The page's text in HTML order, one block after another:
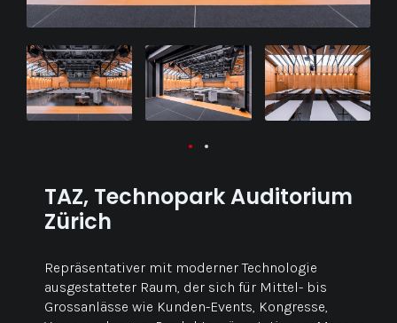
TAZ, Technopark Auditorium
Zürich
Repräsentativer mit moderner Technologie
ausgestatteter Raum, der sich für Mittel- bis
Grossanlässe wie Kunden-Events, Kongresse,